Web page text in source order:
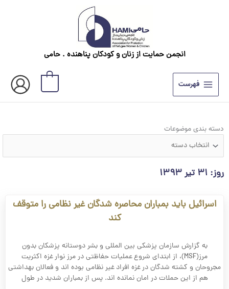
انجمن حمایت از زنان و کودکان پناهنده . حامی
فهرست
دسته بندی موضوعات
دسته
موضوعات
روز: ۳۱ تیر ۱۳۹۳
اسرائیل باید بمباران محاصره شدگان غیر نظامی را متوقف
کند
به گزارش سازمان پزشکی بین المللی و بشر دوستانه پزشکان بدون
مرز(MSF)، از ابتدای شروع عملیات حفاظتی در مرز نوار غزه اکثریت
مجروحان و کشته شدگان در غزه افراد غیر نظامی بوده اند و فعالان بهداشتی
هم از این حملات در امان نمانده اند. پس از بمباران شدید در طول